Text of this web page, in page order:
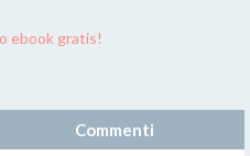
Commenti